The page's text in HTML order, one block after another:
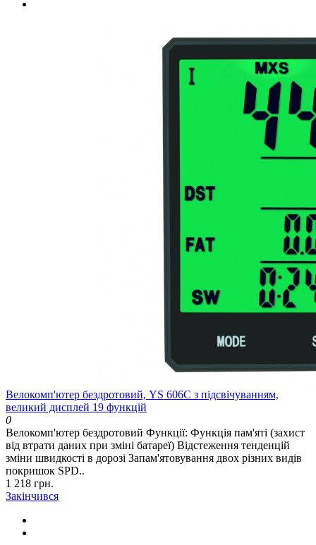
Велокомп'ютер бездротовий, YS 606С з підсвічуванням,
великий дисплей 19 функцій
0
Велокомп'ютер бездротовий Функції: Функція пам'яті (захист
від втрати даних при зміні батареї) Відстеження тенденцій
зміни швидкості в дорозі Запам'ятовування двох різних видів
покришок SPD..
1 218 грн.
Закінчився